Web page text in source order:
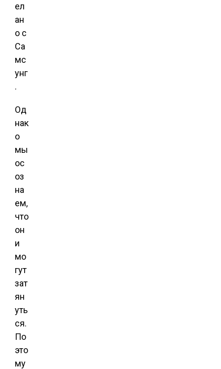
ел
ан
о с
Са
мс
унг
.
Од
нак
о
мы
ос
оз
на
ем,
что
он
и
мо
гут
зат
ян
уть
ся.
По
это
му